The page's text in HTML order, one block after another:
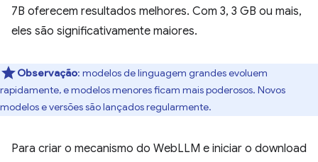
7B oferecem resultados melhores. Com 3, 3 GB ou mais,
eles são significativamente maiores.
Observação: modelos de linguagem grandes evoluem
rapidamente, e modelos menores ficam mais poderosos. Novos
modelos e versões são lançados regularmente.
Para criar o mecanismo do WebLLM e iniciar o download